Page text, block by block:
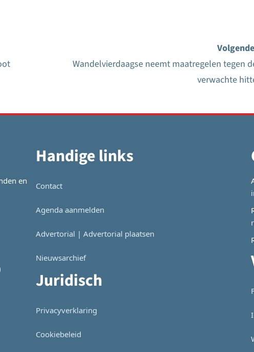
Wandelvierdaagse neemt maatregelen tegen
verwachte
en
Handige links
Contact
Agenda aanmelden
Advertorial | Advertorial plaatsen
Nieuwsarchief
Juridisch
Privacyverklaring
Cookiebeleid